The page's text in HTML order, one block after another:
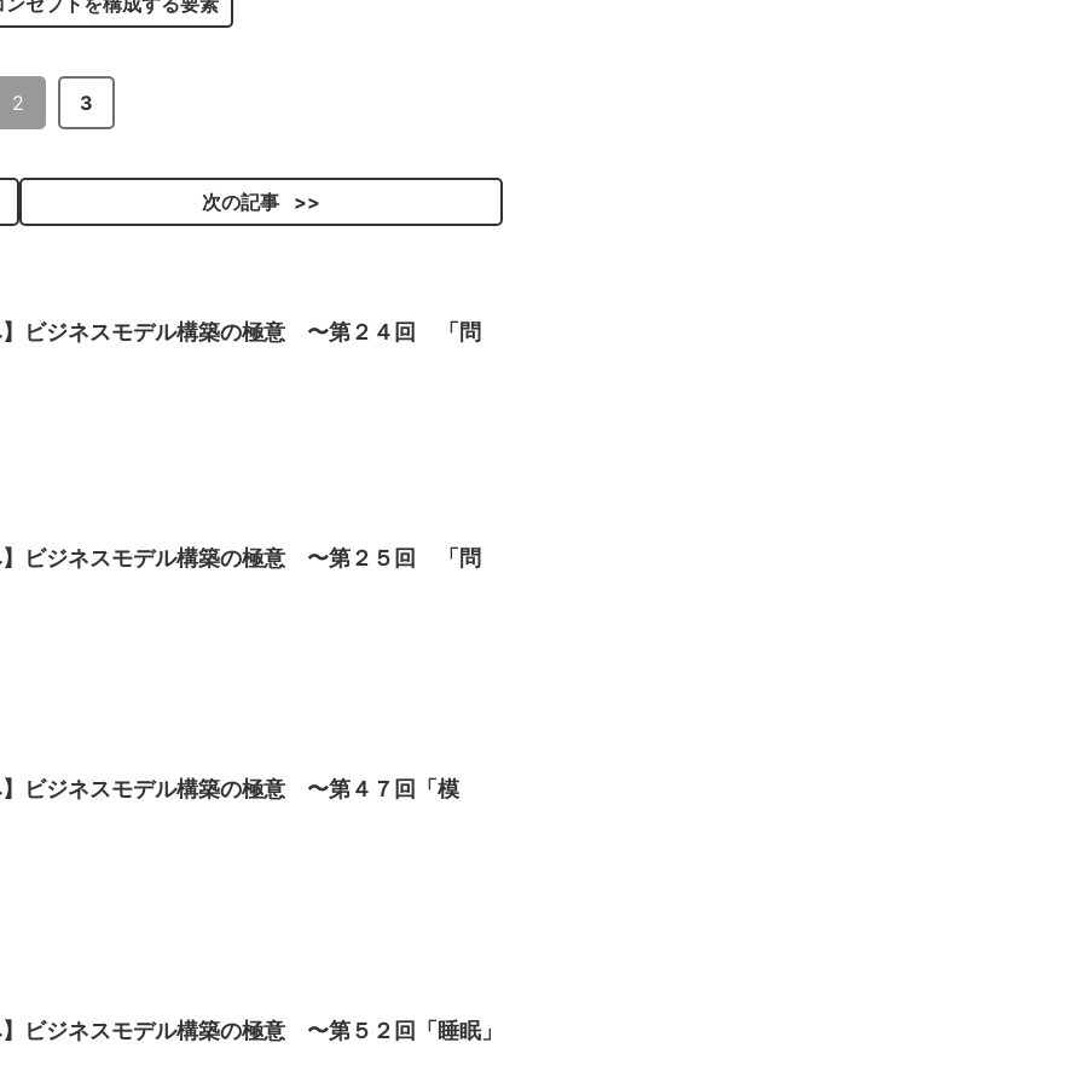
2 3
次の記事
】ビジネスモデル構築の極意 〜第２４回 「問
】ビジネスモデル構築の極意 〜第２５回 「問
ビジネスモデル構築の極意 〜第４７回「模
ビジネスモデル構築の極意 〜第５２回「睡眠」